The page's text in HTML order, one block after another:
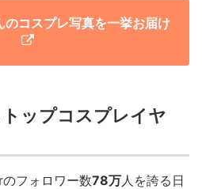
のコスプレ写真を一挙お届け
ップコスプレイヤ
フォロワー数78万人を誇る日